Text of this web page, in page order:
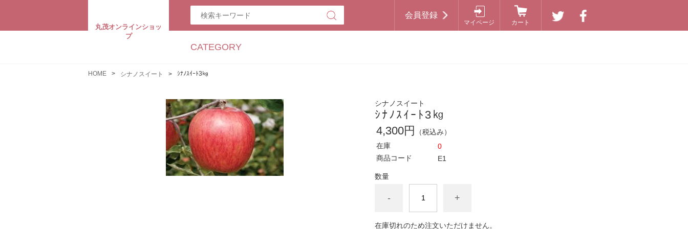
丸茂オンラインショッ
プ
会員登録
マイページ カート
CATEGORY
HOME シナノスイート ｼﾅﾉｽｲｰﾄ3㎏
シナノスイート
ｼﾅﾉｽｲｰﾄ3㎏
4,300円
（税込み）
在庫
0
商品コード
E1
数量
- +
在庫切れのため注文いただけません。